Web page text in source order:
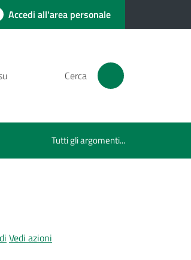
Accedi all'area personale
Cerca
Tutti gli argomenti...
Vedi azioni